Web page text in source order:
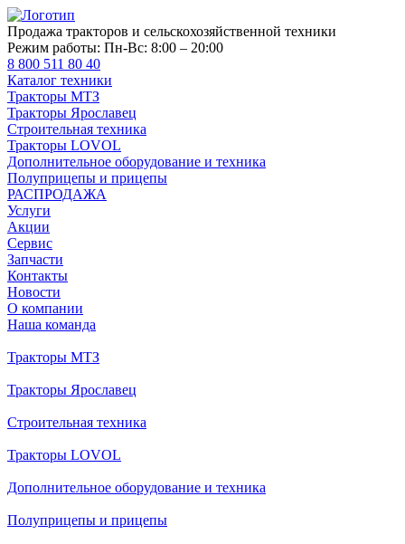
Продажа тракторов и сельскохозяйственной техники
Режим работы: Пн-Вс: 8:00 – 20:00
8 800 511 80 40
Каталог техники
Тракторы МТЗ
Тракторы Ярославец
Строительная техника
Тракторы LOVOL
Дополнительное оборудование и техника
Полуприцепы и прицепы
РАСПРОДАЖА
Услуги
Акции
Сервис
Запчасти
Контакты
Новости
О компании
Наша команда
Тракторы МТЗ
Тракторы Ярославец
Строительная техника
Тракторы LOVOL
Дополнительное оборудование и техника
Полуприцепы и прицепы